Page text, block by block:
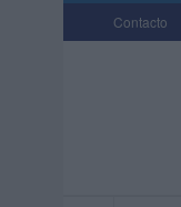
Contacto